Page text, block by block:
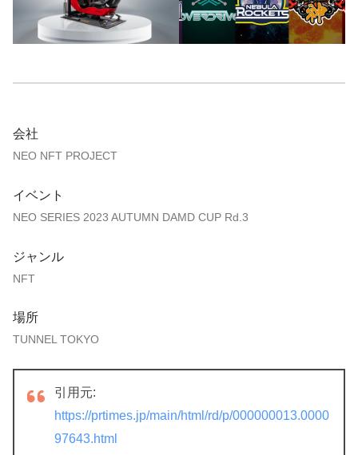
会社
NEO NFT PROJECT
イベント
NEO SERIES 2023 AUTUMN DAMD CUP Rd.3
ジャンル
NFT
場所
TUNNEL TOKYO
引用元:
https://prtimes.jp/main/html/rd/p/000000013.0000
97643.html